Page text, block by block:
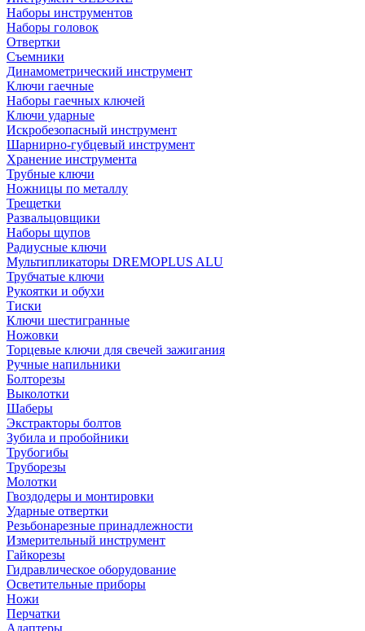
Наборы инструментов
Наборы головок
Отвертки
Съемники
Динамометрический инструмент
Ключи гаечные
Наборы гаечных ключей
Ключи ударные
Искробезопасный инструмент
Шарнирно-губцевый инструмент
Хранение инструмента
Трубные ключи
Ножницы по металлу
Трещетки
Развальцовщики
Наборы щупов
Радиусные ключи
Мультипликаторы DREMOPLUS ALU
Трубчатые ключи
Рукоятки и обухи
Тиски
Ключи шестигранные
Ножовки
Торцевые ключи для свечей зажигания
Ручные напильники
Болторезы
Выколотки
Шаберы
Экстракторы болтов
Зубила и пробойники
Трубогибы
Труборезы
Молотки
Гвоздодеры и монтировки
Ударные отвертки
Резьбонарезные принадлежности
Измерительный инструмент
Гайкорезы
Гидравлическое оборудование
Осветительные приборы
Ножи
Перчатки
Адаптеры